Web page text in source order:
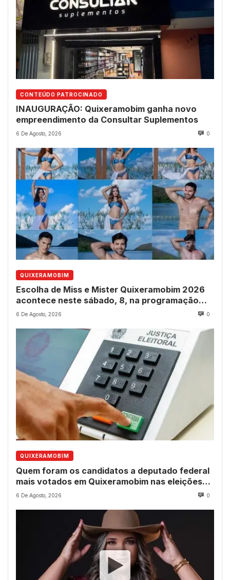
CONTEÚDO PATROCINADO
INAUGURAÇÃO: Quixeramobim ganha novo
empreendimento da Consultar Suplementos
6 De Agosto, 2026 0
QUIXERAMOBIM
Escolha de Miss e Mister Quixeramobim 2026
acontece neste sábado, 8, na programação
dos 237 anos do município
6 De Agosto, 2026 0
QUIXERAMOBIM
Quem foram os candidatos a deputado federal
mais votados em Quixeramobim nas eleições
de 2022?
6 De Agosto, 2026 0